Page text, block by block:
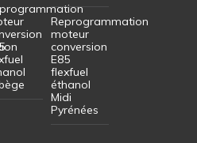
Reprogrammation
moteur
conversion
E85
flexfuel
éthanol
Midi
Pyrénées